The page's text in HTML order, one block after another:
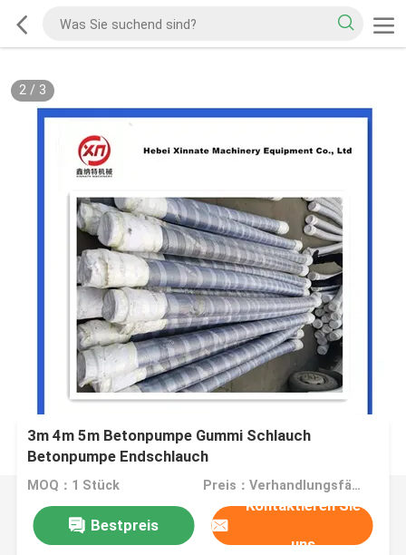
2/ 3
3m 4m 5m Betonpumpe Gummi Schlauch
Betonpumpe Endschlauch
MOQ：1 Stück Preis：Verhandlungsfähig
Bestpreis
Kontaktieren Sie
uns